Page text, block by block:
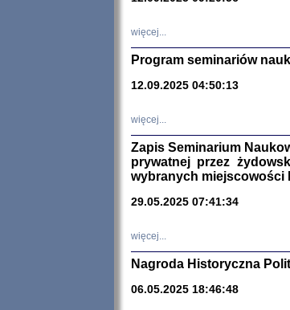
więcej...
Program seminariów
12.09.2025 04:50:13
więcej...
Zapis Seminarium
prywatnej przez
wybranych miejscowości
29.05.2025 07:41:34
więcej...
Nagroda Historyczna
06.05.2025 18:46:48